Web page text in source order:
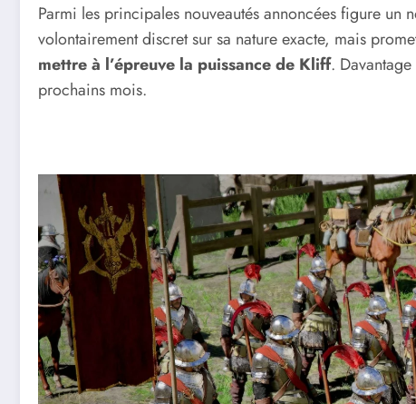
Parmi les principales nouveautés annoncées figure un
volontairement discret sur sa nature exacte, mais
mettre à l’épreuve la puissance de Kliff.
prochains mois.